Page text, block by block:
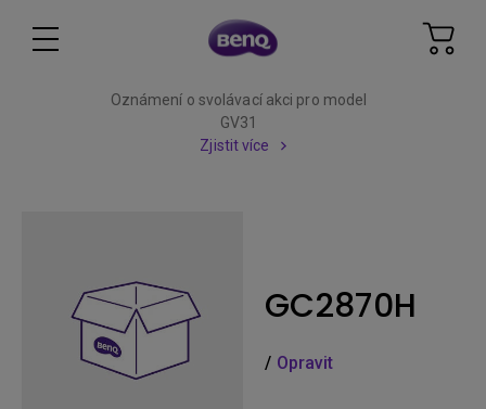
Oznámení o svolávací akci pro model
GV31
Zjistit více
GC2870H
/ Opravit